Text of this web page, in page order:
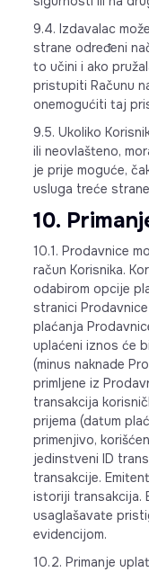
9.4. Izdavalac
strane određeni
to učini i ako
pristupiti Računu
onemogućiti taj
9.5. Ukoliko
ili neovlašteno,
je prije moguće,
usluga treće
10.
10.1. Prodavnice
račun Korisnika.
odabirom opcije
stranici
plaćanja
uplaćeni iznos će
(minus naknade
primljene iz
transakcija
prijema (datum
primenjivo,
jedinstveni ID
transakcije.
istoriji transakcija.
usaglašavate
evidencijom.
10.2. Primanje